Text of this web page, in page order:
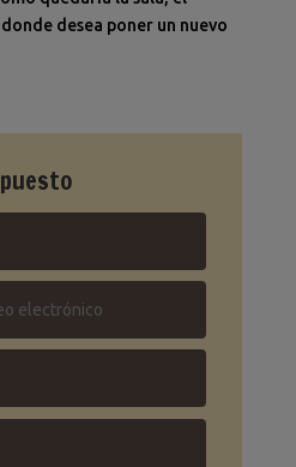
desea poner un nuevo